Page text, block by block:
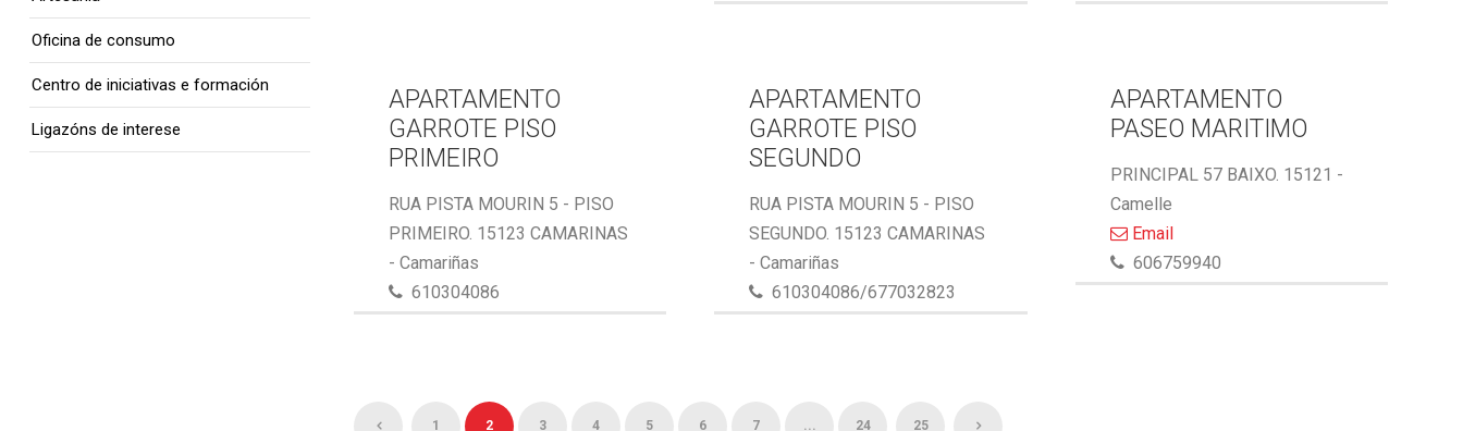
APARTAMENTO
GARROTE PISO
PRIMEIRO
RUA PISTA MOURIN 5 - PISO
PRIMEIRO. 15123 CAMARINAS
- Camariñas
610304086
APARTAMENTO
GARROTE PISO
SEGUNDO
RUA PISTA MOURIN 5 - PISO
SEGUNDO. 15123 CAMARINAS
- Camariñas
610304086/677032823
APARTAMENTO
PASEO MARITIMO
PRINCIPAL 57 BAIXO. 15121 -
Camelle
Email
606759940
1 2 3 4 5 6 7 ... 24 25
Oficina de consumo
Centro de iniciativas e formación
Ligazóns de interese